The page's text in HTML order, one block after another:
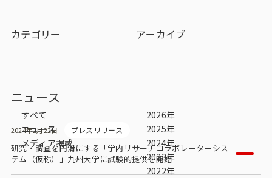
会社概要・所在地
ビジョン
カテゴリー
すべて
ニュース
メディア掲載
アーカイブ
2026年
2025年
2024年
2023年
2022年
ニュース
2024年2月22日 プレスリリース
研究・調査を円滑にする「学内リサーチコラボレーターシス
テム（仮称）」九州大学に試験的提供を開始